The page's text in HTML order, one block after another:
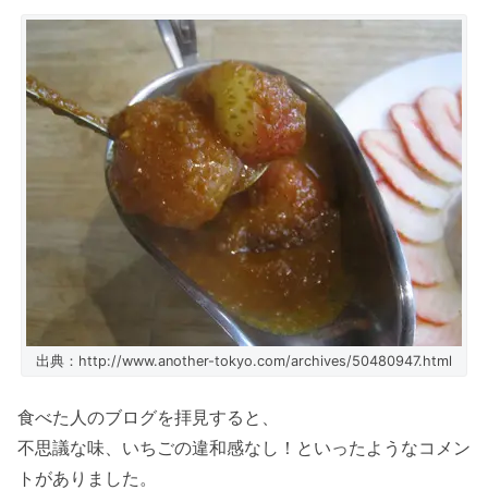
出典：http://www.another-tokyo.com/archives/50480947.html
食べた人のブログを拝見すると、
不思議な味、いちごの違和感なし！といったようなコメン
トがありました。